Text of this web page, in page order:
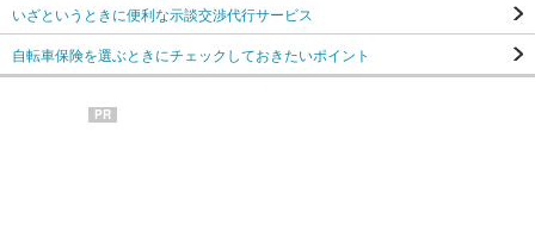
いざというときに便利な示談交渉代行サービス
自転車保険を選ぶときにチェックしておきたいポイント
PR